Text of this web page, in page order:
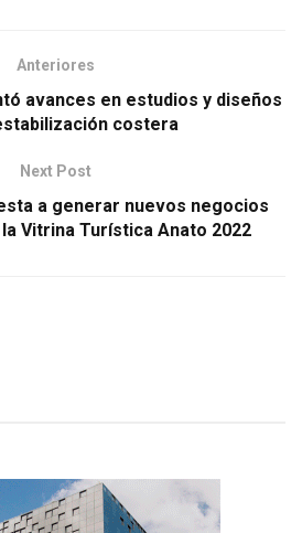
Anteriores
avances en estudios y diseños
costera
Next Post
a generar nuevos negocios
Vitrina Turística Anato 2022